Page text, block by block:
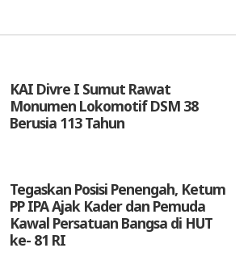
KAI Divre I Sumut Rawat
Monumen Lokomotif DSM 38
Berusia 113 Tahun
Tegaskan Posisi Penengah, Ketum
PP IPA Ajak Kader dan Pemuda
Kawal Persatuan Bangsa di HUT
ke- 81 RI